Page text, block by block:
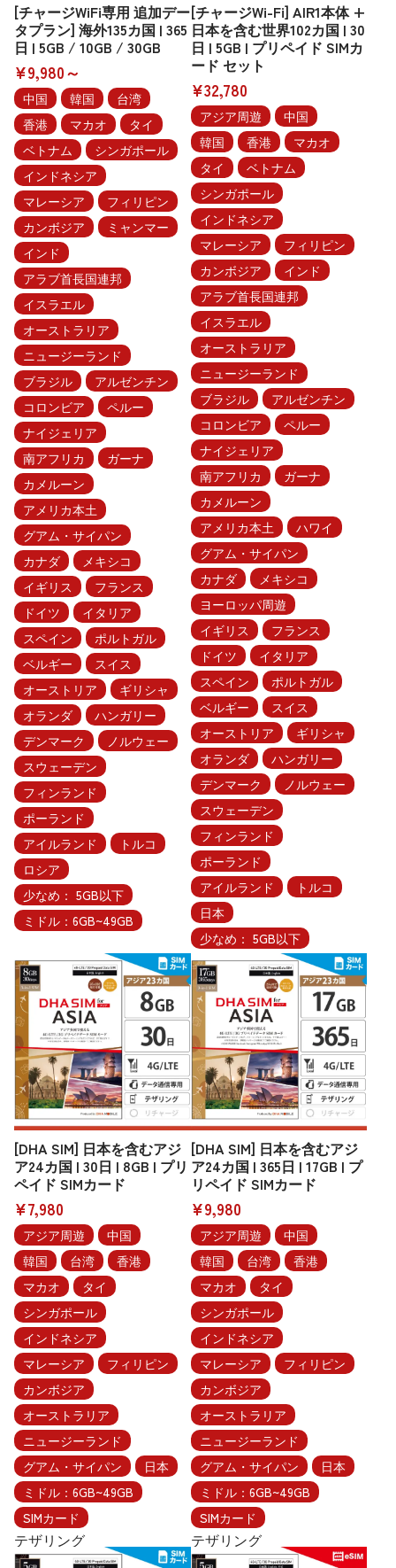
[チャージWiFi専用 追加デー
タプラン] 海外135カ国 | 365
日 | 5GB / 10GB / 30GB
¥9,980～
中国 韓国
台湾
香港
マカオ
タイ
ベトナム
シンガポール
インドネシア
マレーシア
フィリピン
カンボジア
ミャンマー
インド
アラブ首長国連邦
イスラエル
オーストラリア
ニュージーランド
ブラジル
アルゼンチン
コロンビア
ペルー
ナイジェリア
南アフリカ
ガーナ
カメルーン
アメリカ本土
グアム・サイパン
カナダ
メキシコ
イギリス
フランス
ドイツ
イタリア
スペイン
ポルトガル
ベルギー
スイス
オーストリア
ギリシャ
オランダ
ハンガリー
デンマーク
ノルウェー
スウェーデン
フィンランド
ポーランド
アイルランド
トルコ
ロシア
少なめ： 5GB以下
ミドル：6GB~49GB
[チャージWi-Fi] AIR1本体 +
日本を含む世界102カ国 | 30
日 | 5GB | プリペイド SIMカ
ード セット
¥32,780
アジア周遊
中国
韓国
香港
マカオ
タイ
ベトナム
シンガポール
インドネシア
マレーシア
フィリピン
カンボジア
インド
アラブ首長国連邦
イスラエル
オーストラリア
ニュージーランド
ブラジル
アルゼンチン
コロンビア
ペルー
ナイジェリア
南アフリカ
ガーナ
カメルーン
アメリカ本土
ハワイ
グアム・サイパン
カナダ
メキシコ
ヨーロッパ周遊
イギリス
フランス
ドイツ
イタリア
スペイン
ポルトガル
ベルギー
スイス
オーストリア
ギリシャ
オランダ
ハンガリー
デンマーク
ノルウェー
スウェーデン
フィンランド
ポーランド
アイルランド
トルコ
日本
少なめ： 5GB以下
[DHA SIM] 日本を含むアジ
ア24カ国 | 30日 | 8GB | プリ
ペイド SIMカード
¥7,980
アジア周遊
中国
韓国
台湾
香港
マカオ
タイ
シンガポール
インドネシア
マレーシア
フィリピン
カンボジア
オーストラリア
ニュージーランド
グアム・サイパン
日本
ミドル：6GB~49GB
SIMカード
テザリング
[DHA SIM] 日本を含むアジ
ア24カ国 | 365日 | 17GB | プ
リペイド SIMカード
¥9,980
アジア周遊
中国
韓国
台湾
香港
マカオ
タイ
シンガポール
インドネシア
マレーシア
フィリピン
カンボジア
オーストラリア
ニュージーランド
グアム・サイパン
日本
ミドル：6GB~49GB
SIMカード
テザリング